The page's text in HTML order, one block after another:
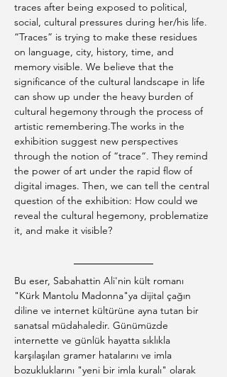
traces after being exposed to political,
social, cultural pressures during her/his life.
“Traces” is trying to make these residues
on language, city, history, time, and
memory visible. We believe that the
significance of the cultural landscape in life
can show up under the heavy burden of
cultural hegemony through the process of
artistic remembering.The works in the
exhibition suggest new perspectives
through the notion of “trace“. They remind
the power of art under the rapid flow of
digital images. Then, we can tell the central
question of the exhibition: How could we
reveal the cultural hegemony, problematize
it, and make it visible?
Bu eser, Sabahattin Ali'nin kült romanı
"Kürk Mantolu Madonna"ya dijital çağın
diline ve internet kültürüne ayna tutan bir
sanatsal müdahaledir. Günümüzde
internette ve günlük hayatta sıklıkla
karşılaşılan gramer hatalarını ve imla
bozukluklarını "yeni bir imla kuralı" olarak